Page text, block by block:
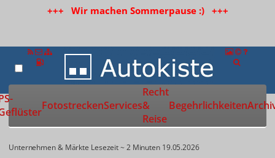
+++ Wir machen Sommerpause :) +++
Zur Startseite
FotostreckenServices
Recht
&
Reise
Begehrlichkeiten
Unternehmen & Märkte Lesezeit ~ 2 Minuten 19.05.2026